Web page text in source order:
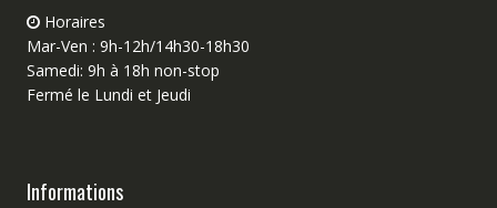
Horaires
Mar-Ven : 9h-12h/14h30-18h30
Samedi: 9h à 18h non-stop
Fermé le Lundi et Jeudi
Informations